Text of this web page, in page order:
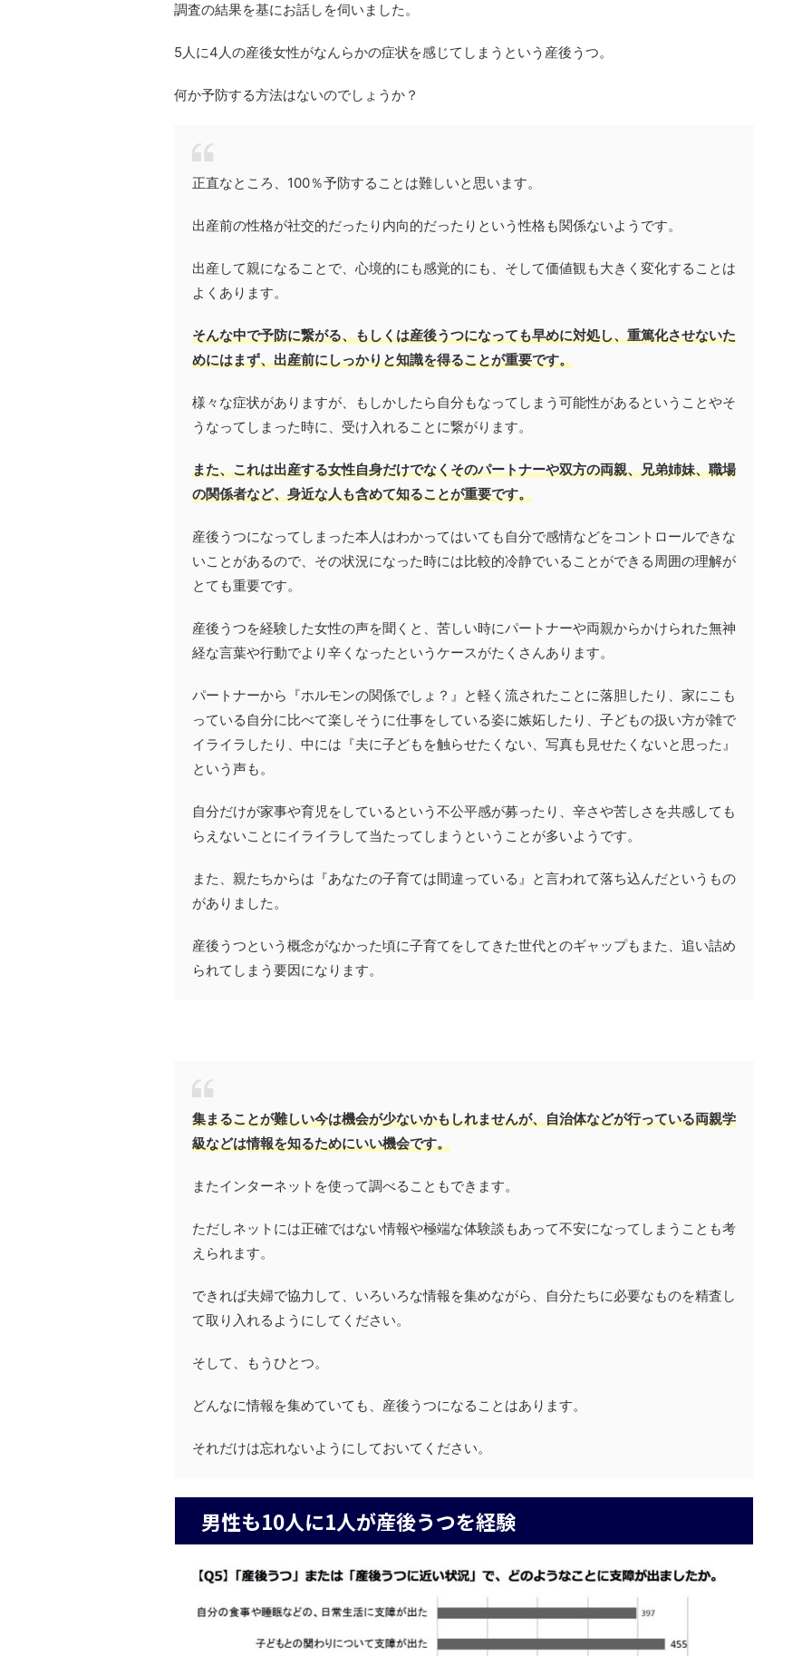
調査の結果を基にお話しを伺いました。
5人に4人の産後女性がなんらかの症状を感じてしまうという産後うつ。
何か予防する方法はないのでしょうか？
正直なところ、100％予防することは難しいと思います。
出産前の性格が社交的だったり内向的だったりという性格も関係ないようです。
出産して親になることで、心境的にも感覚的にも、そして価値観も大きく変化することは
よくあります。
そんな中で予防に繋がる、もしくは産後うつになっても早めに対処し、重篤化させないた
めにはまず、出産前にしっかりと知識を得ることが重要です。
様々な症状がありますが、もしかしたら自分もなってしまう可能性があるということやそ
うなってしまった時に、受け入れることに繋がります。
また、これは出産する女性自身だけでなくそのパートナーや双方の両親、兄弟姉妹、職場
の関係者など、身近な人も含めて知ることが重要です。
産後うつになってしまった本人はわかってはいても自分で感情などをコントロールできな
いことがあるので、その状況になった時には比較的冷静でいることができる周囲の理解が
とても重要です。
産後うつを経験した女性の声を聞くと、苦しい時にパートナーや両親からかけられた無神
経な言葉や行動でより辛くなったというケースがたくさんあります。
パートナーから『ホルモンの関係でしょ？』と軽く流されたことに落胆したり、家にこも
っている自分に比べて楽しそうに仕事をしている姿に嫉妬したり、子どもの扱い方が雑で
イライラしたり、中には『夫に子どもを触らせたくない、写真も見せたくないと思った』
という声も。
自分だけが家事や育児をしているという不公平感が募ったり、辛さや苦しさを共感しても
らえないことにイライラして当たってしまうということが多いようです。
また、親たちからは『あなたの子育ては間違っている』と言われて落ち込んだというもの
がありました。
産後うつという概念がなかった頃に子育てをしてきた世代とのギャップもまた、追い詰め
られてしまう要因になります。
集まることが難しい今は機会が少ないかもしれませんが、自治体などが行っている両親学
級などは情報を知るためにいい機会です。
またインターネットを使って調べることもできます。
ただしネットには正確ではない情報や極端な体験談もあって不安になってしまうことも考
えられます。
できれば夫婦で協力して、いろいろな情報を集めながら、自分たちに必要なものを精査し
て取り入れるようにしてください。
そして、もうひとつ。
どんなに情報を集めていても、産後うつになることはあります。
それだけは忘れないようにしておいてください。
男性も10人に1人が産後うつを経験